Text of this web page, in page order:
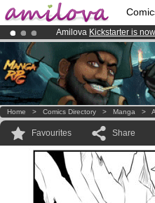
Amilova Kickstarter is
Premium membership
Already 100000members
Home > Comics Directory > Manga >
Favourites Share